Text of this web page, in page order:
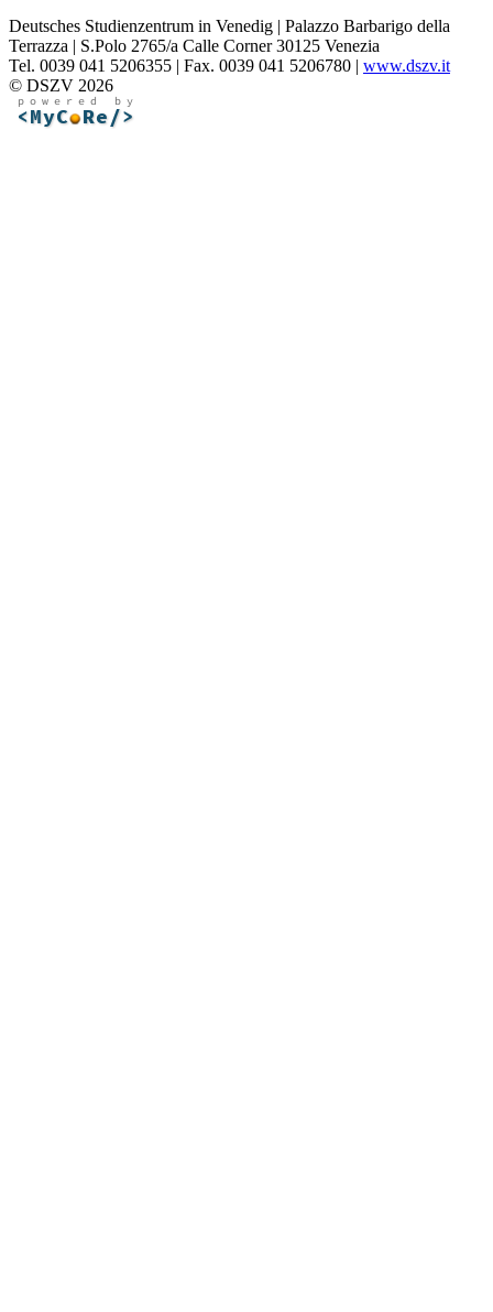
Deutsches Studienzentrum in Venedig | Palazzo Barbarigo della
Terrazza | S.Polo 2765/a Calle Corner 30125 Venezia
Tel. 0039 041 5206355 | Fax. 0039 041 5206780 | www.dszv.it
© DSZV 2026